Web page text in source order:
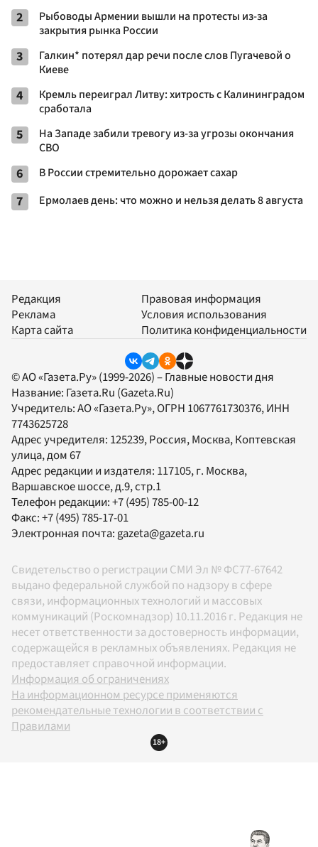
2
Рыбоводы Армении вышли на протесты из-за
закрытия рынка России
3
Галкин* потерял дар речи после слов Пугачевой о
Киеве
4
Кремль переиграл Литву: хитрость с Калининградом
сработала
5
На Западе забили тревогу из-за угрозы окончания
СВО
6 В России стремительно дорожает сахар
7 Ермолаев день: что можно и нельзя делать 8 августа
Редакция
Реклама
Карта сайта
Правовая информация
Условия использования
Политика конфиденциальности
© АО «Газета.Ру» (1999-2026) – Главные новости дня
Название: Газета.Ru (Gazeta.Ru)
Учредитель:АО «Газета.Ру», ОГРН 1067761730376, ИНН
7743625728
Адрес учредителя: 125239, Россия, Москва, Коптевская
улица, дом 67
Адрес редакции и издателя: 117105, г. Москва,
Варшавское шоссе, д.9, стр.1
Телефон редакции:+7 (495) 785-00-12
Факс:+7 (495) 785-17-01
Электронная почта:gazeta@gazeta.ru
Свидетельство о регистрации СМИ Эл № ФС77-67642
выдано федеральной службой по надзору в сфере
связи, информационных технологий и массовых
коммуникаций (Роскомнадзор) 10.11.2016 г. Редакция не
несет ответственности за достоверность информации,
содержащейся в рекламных объявлениях. Редакция не
предоставляет справочной информации.
Информация об ограничениях
На информационном ресурсе применяются
рекомендательные технологии в соответствии с
Правилами
18+